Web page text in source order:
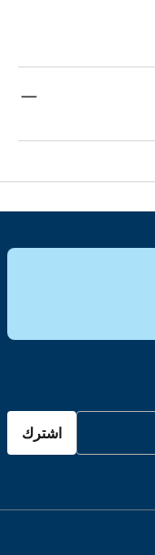
اشترك